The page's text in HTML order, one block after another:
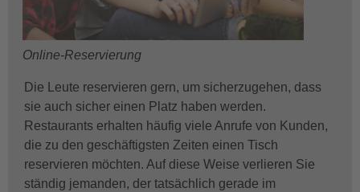
Online-Reservierung
Die Leute reservieren gern, um sicherzugehen, dass
sie auch sicher einen Platz haben werden.
Restaurants erhalten häufig viele Anrufe von Kunden,
die zu den geschäftigsten Zeiten einen Tisch
reservieren möchten. Auf diese Weise verlieren Sie
ständig jemanden, der tatsächlich gerade im